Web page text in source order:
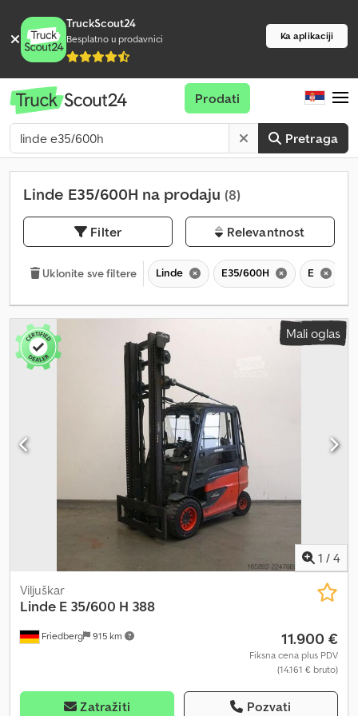
TruckScout24
Besplatno u prodavnici Ka aplikaciji
Pretraga
Prodati
Linde E35/600H na prodaju (8)
Filter Relevantnost
Uklonite sve filtere Linde E35/600H E
Mali oglas
1 / 4
Friedberg 915 km
Viljuškar
Linde E 35/600 H 388
11.900 €
Fiksna cena plus PDV
(14.161 € bruto)
Zatražiti Pozvati